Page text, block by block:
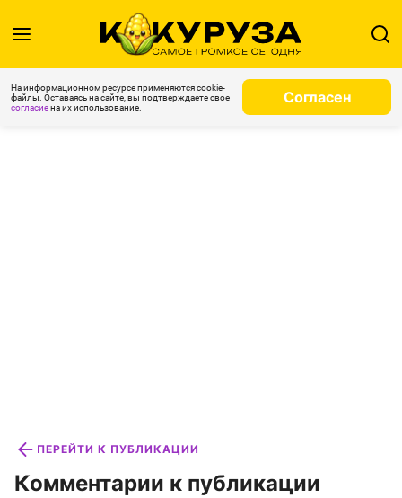
На информационном ресурсе применяются cookie-
файлы. Оставаясь на сайте, вы подтверждаете свое
согласиена их использование.
Согласен
ПЕРЕЙТИ К ПУБЛИКАЦИИ
Комментарии к публикации